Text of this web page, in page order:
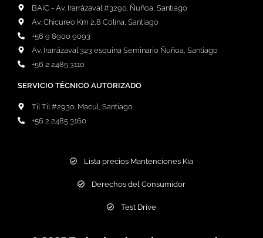
BAIC - Av. Irarrázaval #3290. Ñuñoa, Santiago
Av. Chicureo Km 2,8 Colina, Santiago
+56 9 8900 9093
Av. Irarrázaval 323 esquina Seminario Ñuñoa, Santiago
+56 2 2485 3110
SERVICIO TÉCNICO AUTORIZADO
Til Til #2930. Macul, Santiago
+56 2 2485 3160
Lista precios Mantenciones Kia
Derechos del Consumidor
Test Drive